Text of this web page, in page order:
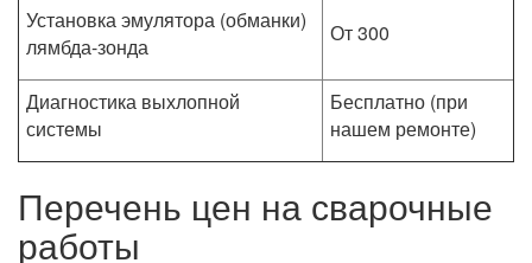
Установка эмулятора (обманки)
лямбда-зонда
От 300
Диагностика выхлопной
системы
Бесплатно (при
нашем ремонте)
Перечень цен на сварочные
работы